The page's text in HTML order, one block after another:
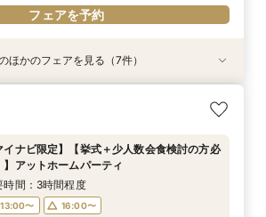
フェアを予約
イナビ限定／【必要なものだけ】ぴったり見
るお得プラン♪最大28万優待
13:00〜 16:00〜
イナビ限定】【挙式＋少人数会食検討の方必
】アットホームパーティ
13:00〜 16:00〜
イナビ限定】【3カ月以内で叶える高コスパ
】温もりチャペル×選べる会場
13:00〜 16:00〜
イナビ限定】先輩花嫁大絶賛♪☆リゾート挙
の帰国後パーティ－相談会☆
13:00〜 16:00〜
イナビ限定】衣装サロン見学付き相談会♪ブ
ドドレスも！【衣装特典も】
13:00〜 16:00〜
イナビ限定】賢い結婚式を挙げよう☆平日挙
得！
13:00〜 16:00〜
イナビ限定】来館で10,000円・さらにご成
10,000円の電子マネープレゼントキャン
はじめて相談会【1日で完結】
時間：3時間程度
ほかのフェアを見る（7件）
イナビ限定】【挙式＋少人数会食検討の方必
】アットホームパーティ
時間：3時間程度
13:00〜 16:00〜